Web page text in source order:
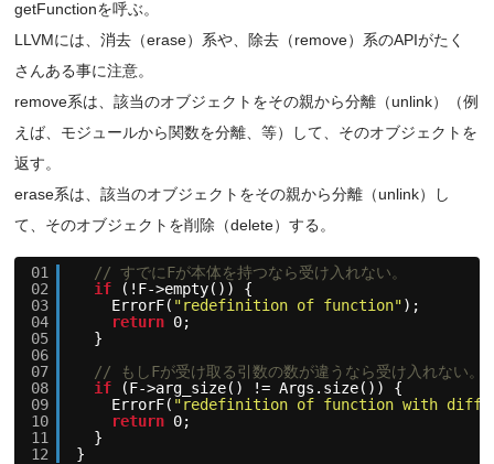
getFunctionを呼ぶ。
LLVMには、消去（erase）系や、除去（remove）系のAPIがたく
さんある事に注意。
remove系は、該当のオブジェクトをその親から分離（unlink）（例
えば、モジュールから関数を分離、等）して、そのオブジェクトを
返す。
erase系は、該当のオブジェクトをその親から分離（unlink）し
て、そのオブジェクトを削除（delete）する。
01
02
03
04
05
06
07
08
09
10
11
12
// すでにFが本体を持つなら受け入れない。
if
(!F->empty()) {
ErrorF( "redefinition of function");
return 0;
}
// もしFが受け取る引数の数が違うなら受け入れない。
if
(F->arg_size() != Args.size()) {
ErrorF( "redefinition of function with
return 0;
}
}